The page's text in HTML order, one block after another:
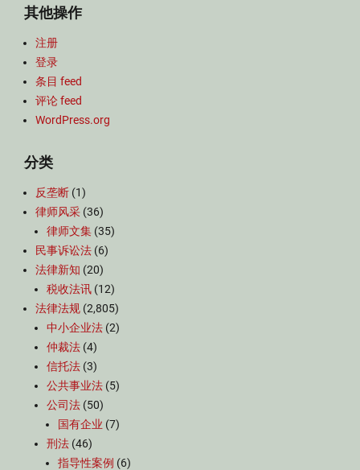
其他操作
注册
登录
条目 feed
评论 feed
WordPress.org
分类
反垄断 (1)
律师风采 (36)
律师文集 (35)
民事诉讼法 (6)
法律新知 (20)
税收法讯 (12)
法律法规 (2,805)
中小企业法 (2)
仲裁法 (4)
信托法 (3)
公共事业法 (5)
公司法 (50)
国有企业 (7)
刑法 (46)
指导性案例 (6)